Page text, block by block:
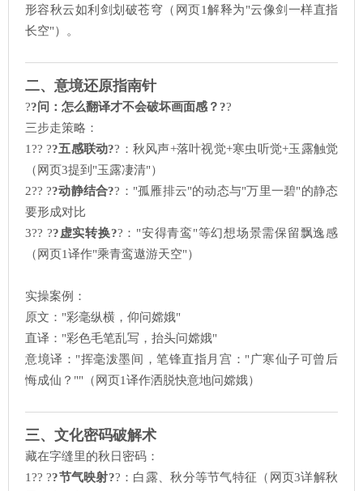
形容秋云如利剑划破苍穹（网页1解释为"云像剑一样直指
长空"）。
二、意境还原指南针
??问：怎么翻译才不会破坏画面感？??
三步走策略：
1?? ??五感联动??：秋风声+落叶视觉+寒虫听觉+玉露触觉
（网页3提到"玉露凄清"）
2?? ??动静结合??："孤雁排云"的动态与"万里一碧"的静态
要形成对比
3?? ??虚实转换??："安得青鸾"等幻想场景需保留飘逸感
（网页1译作"乘青鸾遨游天空"）
实操案例：
原文："彩毫纵横，仰问嫦娥"
直译："彩色毛笔乱写，抬头问嫦娥"
意境译："挥毫泼墨间，笔锋直指月宫："广寒仙子可曾后
悔成仙？""（网页1译作洒脱快意地问嫦娥）
三、文化密码破解术
藏在字缝里的秋日密码：
1?? ??节气映射??：白露、秋分等节气特征（网页3详解秋